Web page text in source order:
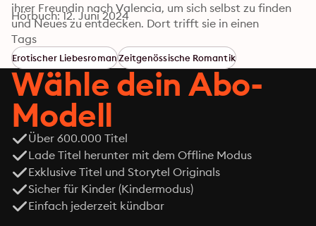
ihrer Freundin nach Valencia, um sich selbst zu finden
und Neues zu entdecken. Dort trifft sie in einen
Nachtclub auf den leidenschaftlichen Joan, der ihr
Dinge zeigt, die sie sich nicht mal in ihren wildesten
Träumen hätte vorstellen können ... Dies ist eine
überarbeitete Neuauflage des bereits erschienenen
Titels Hot Summer Affair - Verbotene Begierde.
Hörbuch: 12. Juni 2024
Tags
Erotischer LiebesromanZeitgenössische Romantik
Wähle dein Abo-
Modell
Über 600.000 Titel
Lade Titel herunter mit dem Offline Modus
Exklusive Titel und Storytel Originals
Sicher für Kinder (Kindermodus)
Einfach jederzeit kündbar